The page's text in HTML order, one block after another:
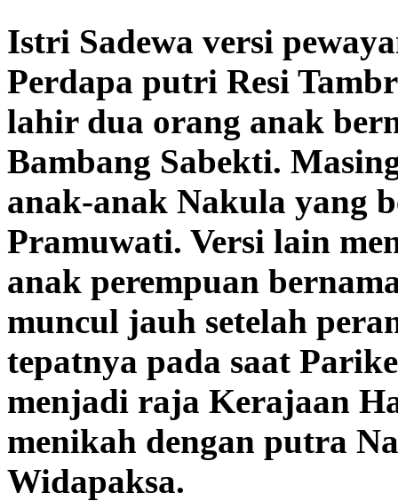
Istri Sadewa versi
Perdapa putri Resi
lahir dua orang anak
Bambang Sabekti.
anak-anak Nakula yang
Pramuwati. Versi lain
anak perempuan
muncul jauh setelah
tepatnya pada saat
menjadi raja Kerajaan
menikah dengan putra
Widapaksa.